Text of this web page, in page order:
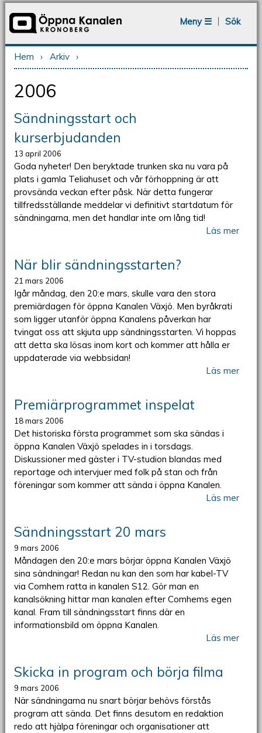
Meny ☰
Sök
Du är här
Hem › Arkiv ›
2006
Sändningsstart och
kurserbjudanden
13 april 2006
Goda nyheter! Den beryktade trunken ska nu vara på
plats i gamla Teliahuset och vår förhoppning är att
provsända veckan efter påsk. När detta fungerar
tillfredsställande meddelar vi definitivt startdatum för
sändningarna, men det handlar inte om lång tid!
Läs mer
När blir sändningsstarten?
21 mars 2006
Igår måndag, den 20:e mars, skulle vara den stora
premiärdagen för öppna Kanalen Växjö. Men byråkrati
som ligger utanför öppna Kanalens påverkan har
tvingat oss att skjuta upp sändningsstarten. Vi hoppas
att detta ska lösas inom kort och kommer att hålla er
uppdaterade via webbsidan!
Läs mer
Premiärprogrammet inspelat
18 mars 2006
Det historiska första programmet som ska sändas i
öppna Kanalen Växjö spelades in i torsdags.
Diskussioner med gäster i TV-studion blandas med
reportage och intervjuer med folk på stan och från
föreningar som kommer att sända i öppna Kanalen.
Läs mer
Sändningsstart 20 mars
9 mars 2006
Måndagen den 20:e mars börjar öppna Kanalen Växjö
sina sändningar! Redan nu kan den som har kabel-TV
via Comhem ratta in kanalen S12. Gör man en
kanalsökning hittar man kanalen efter Comhems egen
kanal. Fram till sändningsstart finns där en
informationsbild om öppna Kanalen.
Läs mer
Skicka in program och börja filma
9 mars 2006
När sändningarna nu snart börjar behövs förstås
program att sända. Det finns desutom en redaktion
redo att hjälpa föreningar och organisationer att